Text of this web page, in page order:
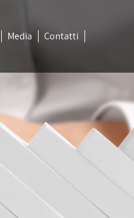
Media Contatti
Media Contatti